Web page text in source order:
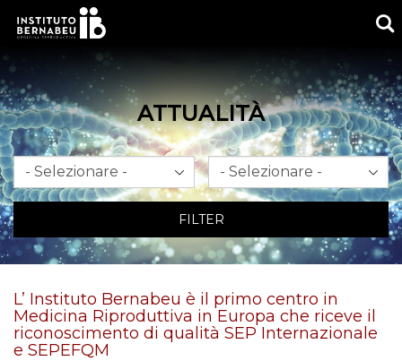
ATTUALITÀ
Mese Anno
FILTER
L’ Instituto Bernabeu è il primo centro in
Medicina Riproduttiva in Europa che riceve il
riconoscimento di qualità SEP Internazionale
e SEPEFQM